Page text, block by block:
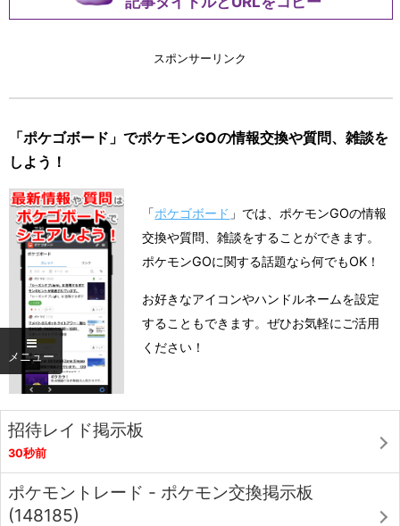
スポンサーリンク
「ポケゴボード」でポケモンGOの情報交換や質問、雑談を
しよう！
「ポケゴボード 」では、ポケモンGOの情報
交換や質問、雑談をすることができます。
ポケモンGOに関する話題なら何でもOK！
お好きなアイコンやハンドルネームを設定
することもできます。ぜひお気軽にご活用
ください！
招待レイド掲示板
30秒前
ポケモントレード - ポケモン交換掲示板
(148185)